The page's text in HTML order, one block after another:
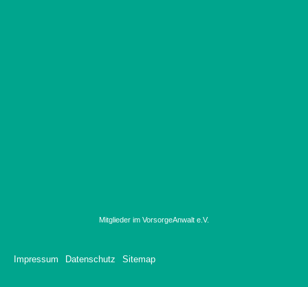
Mitglieder im VorsorgeAnwalt e.V.
Impressum Datenschutz Sitemap